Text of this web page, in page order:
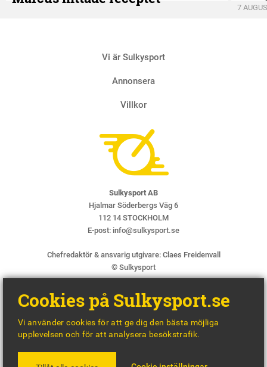
7
Vi är Sulkysport
Annonsera
Villkor
Sulkysport AB
Hjalmar Söderbergs Väg 6
112 14 STOCKHOLM
E-post: info@sulkysport.se
Chefredaktör & ansvarig utgivare: Claes Freidenvall
© Sulkysport
Cookies på Sulkysport.se
Vi använder cookies för att ge dig den bästa möjliga
upplevelsen och för att analysera besökstrafik.